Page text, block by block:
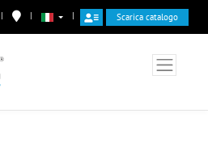
| | | Scarica catalogo